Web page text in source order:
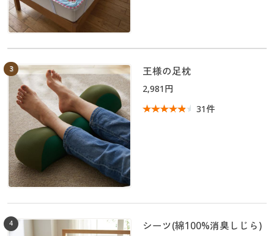
閲覧履歴
サポート
ご利用ガイド
よくある質問とお問い合わせ
お気に入り
ご利用ガイド
よくある質問とお問い合わせ
3 王様の足枕
2,981円
31件
4 シーツ(綿100%消臭しじら)